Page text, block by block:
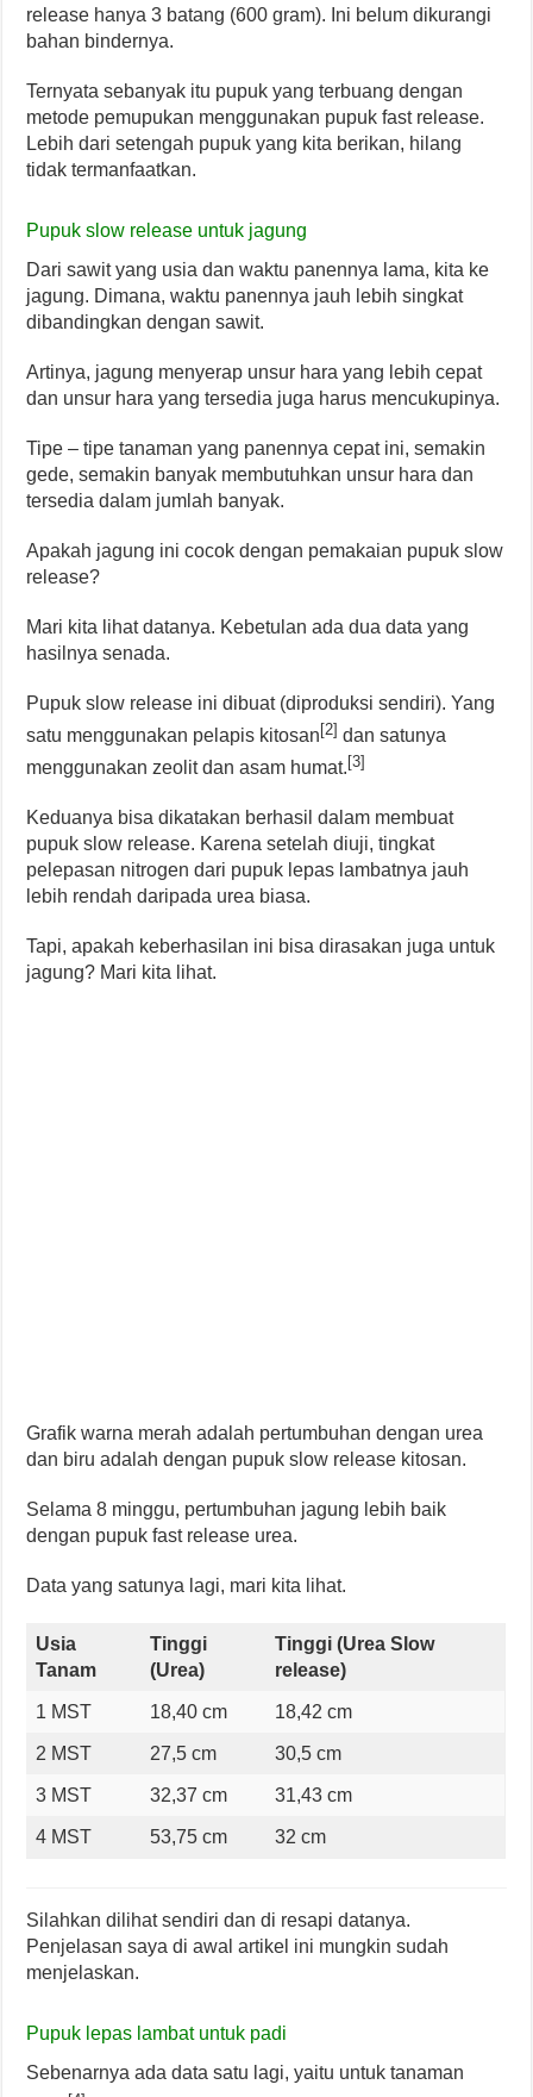
release hanya 3 batang (600 gram). Ini belum dikurangi
bahan bindernya.
Ternyata sebanyak itu pupuk yang terbuang dengan
metode pemupukan menggunakan pupuk fast release.
Lebih dari setengah pupuk yang kita berikan, hilang
tidak termanfaatkan.
Pupuk slow release untuk jagung
Dari sawit yang usia dan waktu panennya lama, kita ke
jagung. Dimana, waktu panennya jauh lebih singkat
dibandingkan dengan sawit.
Artinya, jagung menyerap unsur hara yang lebih cepat
dan unsur hara yang tersedia juga harus mencukupinya.
Tipe – tipe tanaman yang panennya cepat ini, semakin
gede, semakin banyak membutuhkan unsur hara dan
tersedia dalam jumlah banyak.
Apakah jagung ini cocok dengan pemakaian pupuk slow
release?
Mari kita lihat datanya. Kebetulan ada dua data yang
hasilnya senada.
Pupuk slow release ini dibuat (diproduksi sendiri). Yang
satu menggunakan pelapis kitosan[2] dan satunya
menggunakan zeolit dan asam humat. [3]
Keduanya bisa dikatakan berhasil dalam membuat
pupuk slow release. Karena setelah diuji, tingkat
pelepasan nitrogen dari pupuk lepas lambatnya jauh
lebih rendah daripada urea biasa.
Tapi, apakah keberhasilan ini bisa dirasakan juga untuk
jagung? Mari kita lihat.
Grafik warna merah adalah pertumbuhan dengan urea
dan biru adalah dengan pupuk slow release kitosan.
Selama 8 minggu, pertumbuhan jagung lebih baik
dengan pupuk fast release urea.
Data yang satunya lagi, mari kita lihat.
Usia
Tanam
Tinggi
(Urea)
Tinggi (Urea Slow
release)
1 MST 18,40 cm 18,42 cm
2 MST 27,5 cm 30,5 cm
3 MST 32,37 cm 31,43 cm
4 MST 53,75 cm 32 cm
Silahkan dilihat sendiri dan di resapi datanya.
Penjelasan saya di awal artikel ini mungkin sudah
menjelaskan.
Pupuk lepas lambat untuk padi
Sebenarnya ada data satu lagi, yaitu untuk tanaman